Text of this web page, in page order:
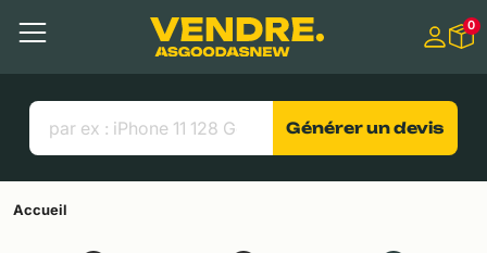
Contenu principal
Menu
Liens utiles
0
Générer un devis
Accueil